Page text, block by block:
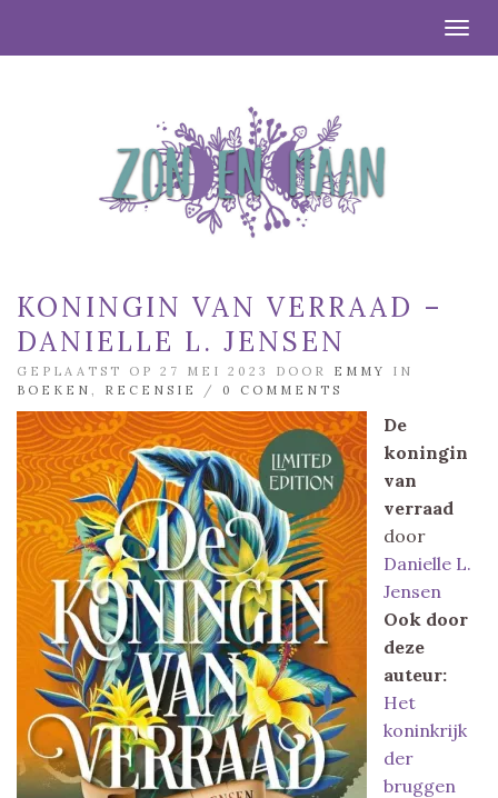
KONINGIN VAN VERRAAD –
DANIELLE L. JENSEN
GEPLAATST OP 27 MEI 2023 DOOR EMMY
IN
BOEKEN
RECENSIE / 0 COMMENTS
De
koningin
van
verraad
door
Danielle L.
Jensen
Ook door
deze
auteur:
Het
koninkrijk
der
bruggen